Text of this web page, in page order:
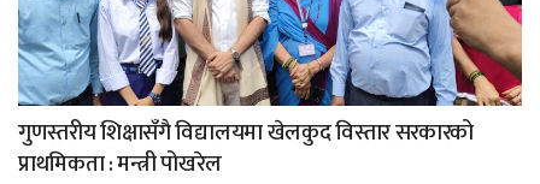
गुणस्तरीय शिक्षासँगै विद्यालयमा खेलकुद विस्तार सरकारको
प्राथमिकता : मन्त्री पोखरेल